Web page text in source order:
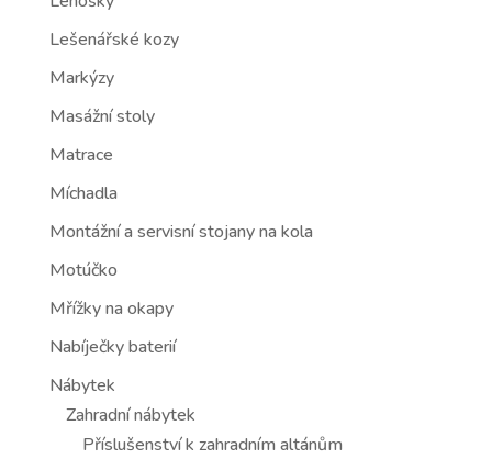
Lešenářské kozy
Markýzy
Masážní stoly
Matrace
Míchadla
Montážní a servisní stojany na kola
Motúčko
Mřížky na okapy
Nabíječky baterií
Nábytek
Zahradní nábytek
Příslušenství k zahradním altánům